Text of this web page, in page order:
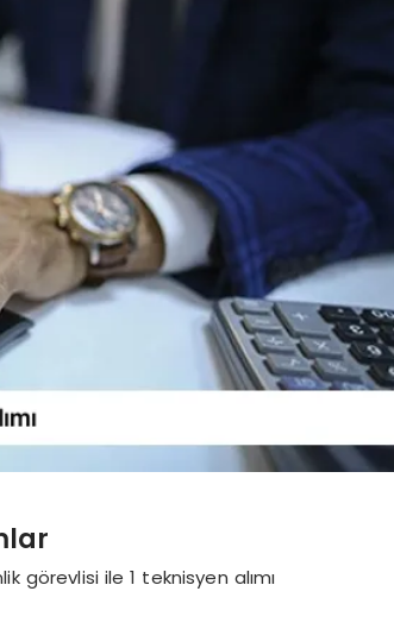
görevlisi ile 1 teknisyen alımı